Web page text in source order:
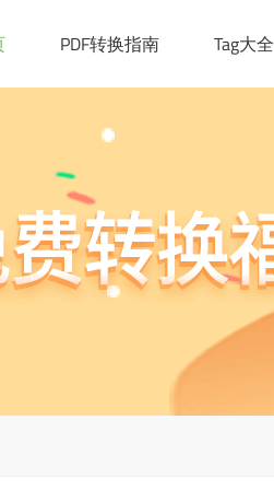
PDF转换指南 Tag大全